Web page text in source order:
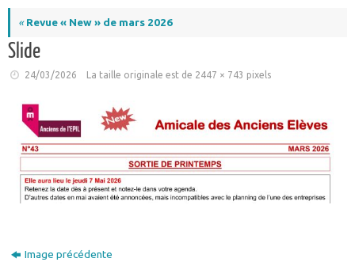
«Revue « New » de mars 2026
Slide
24/03/2026 La taille originale est de 2447 × 743 pixels
Image précédente